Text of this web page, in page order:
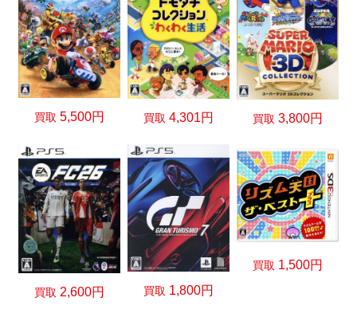
買取 5,500円 買取 4,301円 買取3,800円
買取 2,600円 買取 1,800円
買取 1,500円